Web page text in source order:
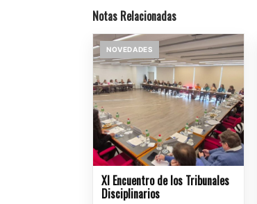
Notas Relacionadas
NOVEDADES
XI Encuentro de los Tribunales
Disciplinarios